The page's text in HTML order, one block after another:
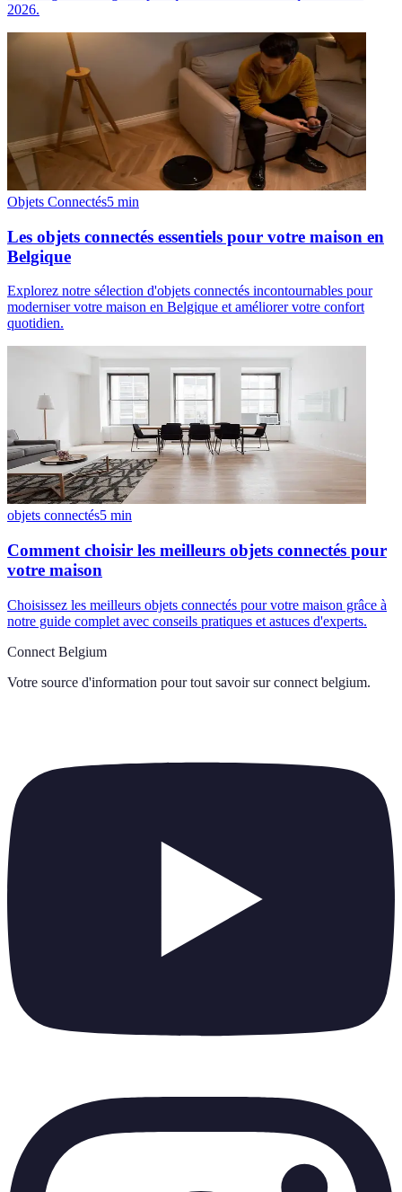
2026.
Objets Connectés5 min
Les objets connectés essentiels pour votre maison en
Belgique
Explorez notre sélection d'objets connectés incontournables pour
moderniser votre maison en Belgique et améliorer votre confort
quotidien.
objets connectés5 min
Comment choisir les meilleurs objets connectés pour
votre maison
Choisissez les meilleurs objets connectés pour votre maison grâce à
notre guide complet avec conseils pratiques et astuces d'experts.
Connect Belgium
Votre source d'information pour tout savoir sur connect belgium.